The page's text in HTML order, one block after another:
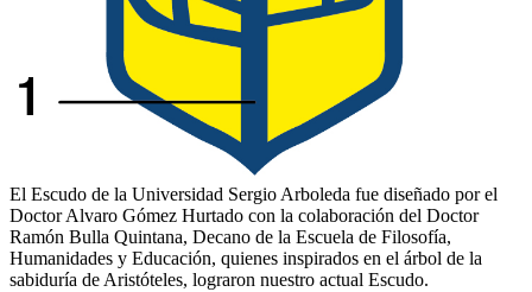
El Escudo de la Universidad Sergio Arboleda fue diseñado por el
Doctor Alvaro Gómez Hurtado con la colaboración del Doctor
Ramón Bulla Quintana, Decano de la Escuela de Filosofía,
Humanidades y Educación, quienes inspirados en el árbol de la
sabiduría de Aristóteles, lograron nuestro actual Escudo.